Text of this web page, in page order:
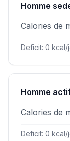
Homme
Calories de
Deficit: 0 kcal/
Homme
Calories de
Deficit: 0 kcal/